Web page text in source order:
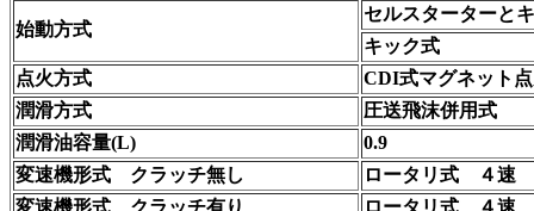
始動方式
セルスターターと
キック式
点火方式
CDI式マグネット
潤滑方式
圧送飛沫併用式
潤滑油容量(L)
0.9
変速機形式 クラッチ無し
ロータリ式 ４速
変速機形式 クラッチ有り
ロータリ式 ４速